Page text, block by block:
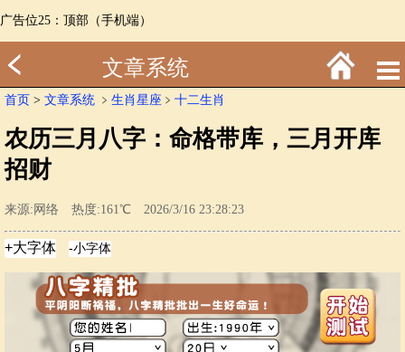
广告位25：顶部（手机端）
文章系统
首页 > 文章系统 ﹥ 生肖星座 ﹥ 十二生肖
农历三月八字：命格带库，三月开库
招财
来源:网络 热度:161℃ 2026/3/16 23:28:23